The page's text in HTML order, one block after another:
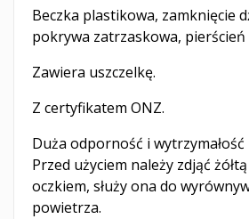
Beczka plastikowa, zamknięcie
pokrywa zatrzaskowa, pierścień
Zawiera uszczelkę.
Z certyfikatem ONZ.
Duża odporność i wytrzymałość
Przed użyciem należy zdjąć
oczkiem, służy ona do
powietrza.